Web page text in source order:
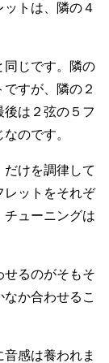
トは、隣の４
同じです。隣の
すが、隣の２
は２弦の５フ
のです。
けを調律して
レットをそれぞ
チューニングは
せるのがそもそ
か合わせるこ
感は養われま